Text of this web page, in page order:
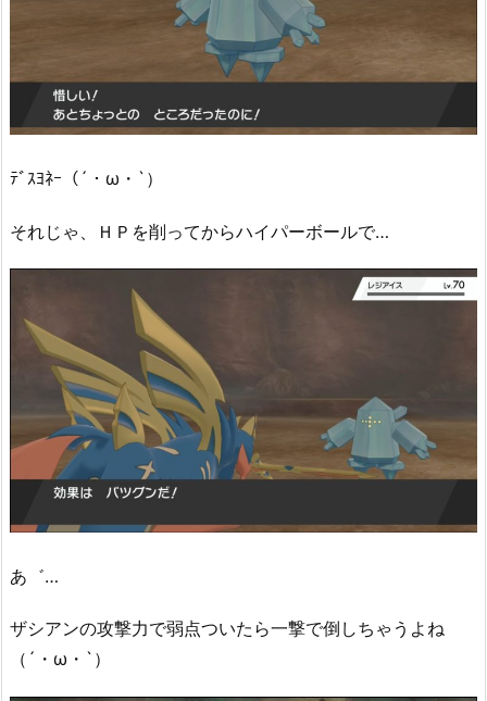
ﾃﾞｽﾖﾈｰ（´・ω・`）
それじゃ、ＨＰを削ってからハイパーボールで…
あ゛…
ザシアンの攻撃力で弱点ついたら一撃で倒しちゃうよね
（´・ω・`）